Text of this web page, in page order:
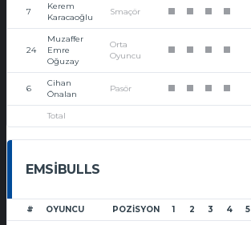
7
Kerem
Karacaoğlu
Smaçör
24
Muzaffer
Emre
Oğuzay
Orta
Oyuncu
6
Cihan
Önalan
Pasör
Total
EMSIBULLS
# OYUNCU POZISYON 1 2 3 4 5